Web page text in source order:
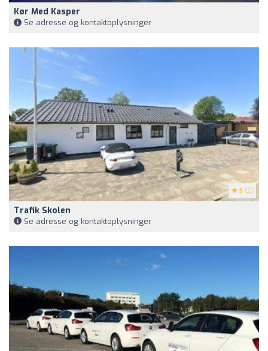
Kør Med Kasper
Se adresse og kontaktoplysninger
5 (2)
Trafik Skolen
Se adresse og kontaktoplysninger